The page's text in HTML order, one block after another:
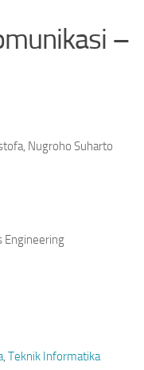
–
Nugroho Suharto
Engineering
, Teknik Informatika